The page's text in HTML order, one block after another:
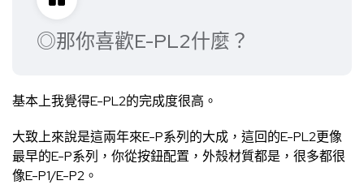
◎那你喜歡E-PL2什麼？
基本上我覺得E-PL2的完成度很高。
大致上來說是這兩年來E-P系列的大成，這回的E-PL2更像
最早的E-P系列，你從按鈕配置，外殼材質都是，很多都很
像E-P1/E-P2。